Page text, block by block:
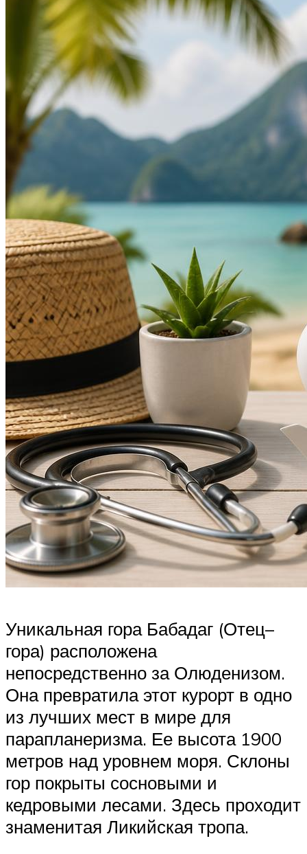
Уникальная гора Бабадаг (Отец–
гора) расположена
непосредственно за Олюденизом.
Она превратила этот курорт в одно
из лучших мест в мире для
парапланеризма. Ее высота 1900
метров над уровнем моря. Склоны
гор покрыты сосновыми и
кедровыми лесами. Здесь проходит
знаменитая Ликийская тропа.